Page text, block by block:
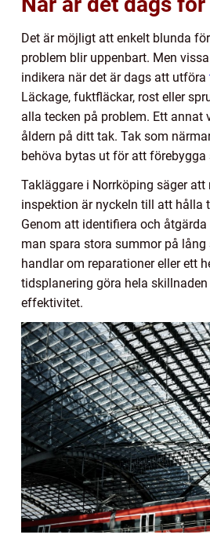
Det är möjligt att enkelt blunda
problem blir uppenbart. Men
indikera när det är dags att utföra
Läckage, fuktfläckar, rost eller
alla tecken på problem. Ett annat
åldern på ditt tak. Tak som
behöva bytas ut för att förebygga
Takläggare i Norrköping säger att
inspektion är nyckeln till att hålla
Genom att identifiera och
man spara stora summor på lång
handlar om reparationer eller ett
tidsplanering göra hela
effektivitet.